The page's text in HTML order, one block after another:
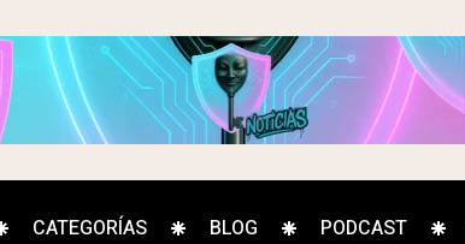
CATEGORÍAS BLOG PODCAST